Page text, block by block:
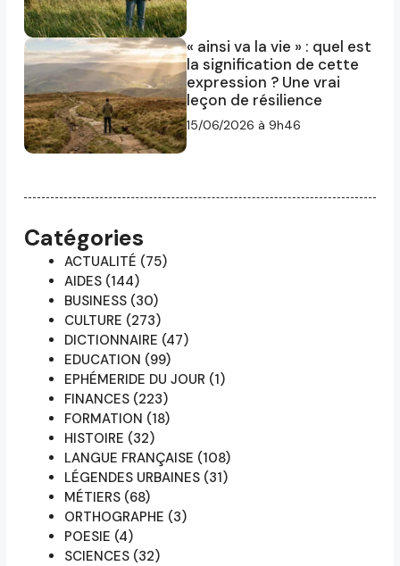
« ainsi va la vie » : quel est
la signification de cette
expression ? Une vrai
leçon de résilience
15/06/2026 à 9h46
Catégories
ACTUALITÉ (75)
AIDES (144)
BUSINESS (30)
CULTURE (273)
DICTIONNAIRE (47)
EDUCATION (99)
EPHÉMERIDE DU JOUR (1)
FINANCES (223)
FORMATION (18)
HISTOIRE (32)
LANGUE FRANÇAISE (108)
LÉGENDES URBAINES (31)
MÉTIERS (68)
ORTHOGRAPHE (3)
POESIE (4)
SCIENCES (32)